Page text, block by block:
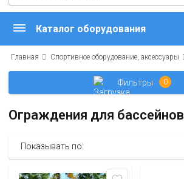
Каталог оборудования
Главная Спортивное оборудование, аксессуары
Фильтры 0
Ограждения для бассейнов
Показывать по: